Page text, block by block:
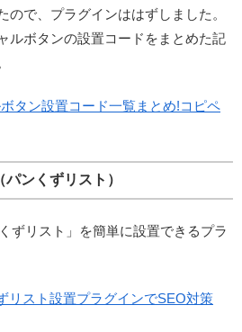
ので、プラグインははずしました。
ルボタンの設置コードをまとめた記
タン設置コード一覧まとめ!コピペ
ンくずリスト）
ずリスト」を簡単に設置できるプラ
リスト設置プラグインでSEO対策